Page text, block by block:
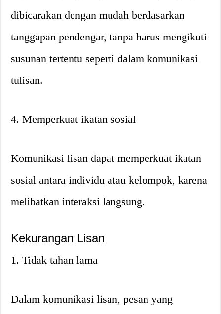
dibicarakan dengan mudah berdasarkan
tanggapan pendengar, tanpa harus mengikuti
susunan tertentu seperti dalam komunikasi
tulisan.
4. Memperkuat ikatan sosial
Komunikasi lisan dapat memperkuat ikatan
sosial antara individu atau kelompok, karena
melibatkan interaksi langsung.
Kekurangan Lisan
1. Tidak tahan lama
Dalam komunikasi lisan, pesan yang